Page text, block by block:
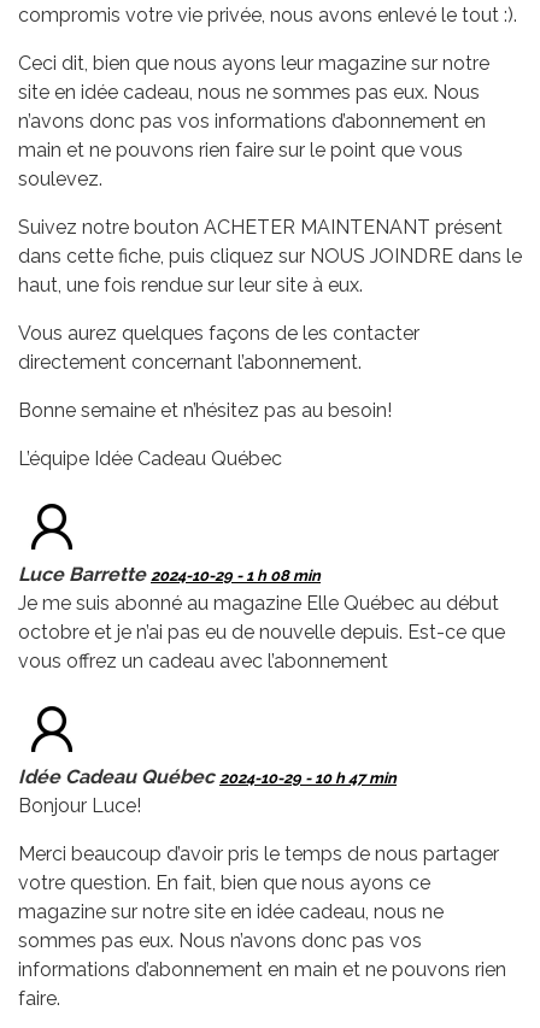
compromis votre vie privée, nous avons enlevé le tout :).
Ceci dit, bien que nous ayons leur magazine sur notre
site en idée cadeau, nous ne sommes pas eux. Nous
n’avons donc pas vos informations d’abonnement en
main et ne pouvons rien faire sur le point que vous
soulevez.
Suivez notre bouton ACHETER MAINTENANT présent
dans cette fiche, puis cliquez sur NOUS JOINDRE dans le
haut, une fois rendue sur leur site à eux.
Vous aurez quelques façons de les contacter
directement concernant l’abonnement.
Bonne semaine et n’hésitez pas au besoin!
L’équipe Idée Cadeau Québec
Luce Barrette 2024-10-29 - 1 h 08 min
Je me suis abonné au magazine Elle Québec au début
octobre et je n’ai pas eu de nouvelle depuis. Est-ce que
vous offrez un cadeau avec l’abonnement
Idée Cadeau Québec 2024-10-29 - 10 h 47 min
Bonjour Luce!
Merci beaucoup d’avoir pris le temps de nous partager
votre question. En fait, bien que nous ayons ce
magazine sur notre site en idée cadeau, nous ne
sommes pas eux. Nous n’avons donc pas vos
informations d’abonnement en main et ne pouvons rien
faire.